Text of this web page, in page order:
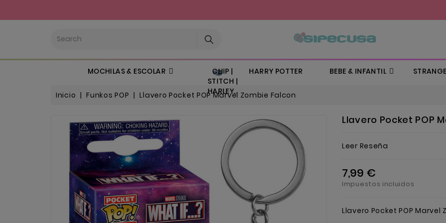
MOCHILAS & ESCOLAR
CHIP |
STITCH |
HARLEY..
HARRY POTTER BEBE & INFANTIL
Inicio Funkos POP Llavero Pocket POP Marvel Zombie Falcon
Llavero Pocket POP
Leer Reseña
7,99 €
Impuestos incluidos
Llavero Pocket POP Marvel